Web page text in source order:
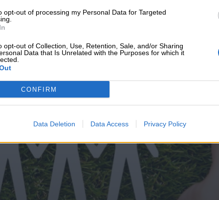
opt-out of processing my Personal Data for Targeted
opt-out of Collection, Use, Retention, Sale, and/or Sharing
Data that Is Unrelated with the Purposes for which it
CONFIRM
Data Deletion Data Access Privacy Policy